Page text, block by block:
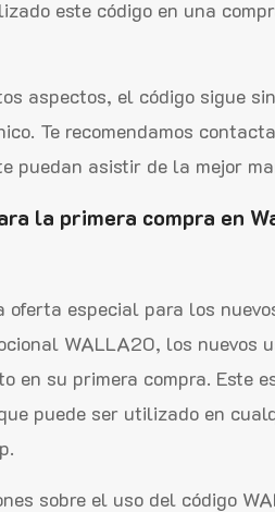
este código en una
aspectos, el código sigue
Te recomendamos
puedan asistir de la mejor
la primera compra en
oferta especial para los
WALLA20, los nuevos
en su primera compra. Este
puede ser utilizado en
sobre el uso del código